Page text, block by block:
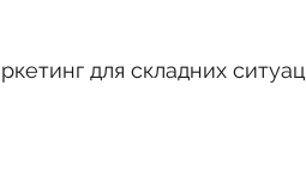
для складних